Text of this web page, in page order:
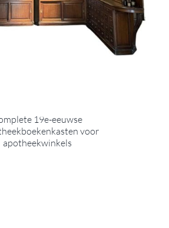
19e-eeuwse
voor
apotheekwinkels